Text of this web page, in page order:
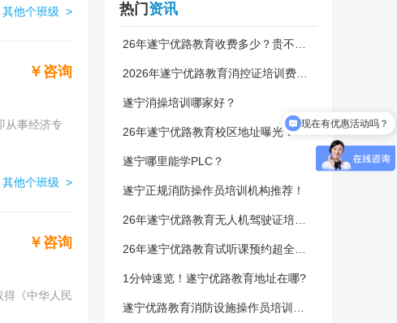
其他个班级 >
￥咨询
其他个班级 >
￥咨询
热门 资讯
26年遂宁优路教育收费多少？贵不
2026年遂宁优路教育消控证培训费多
遂宁消操培训哪家好？
26年遂宁优路教育校区地址曝光！
遂宁哪里能学PLC？
遂宁正规消防操作员培训机构推荐！
26年遂宁优路教育无人机驾驶证培训
26年遂宁优路教育试听课预约超全指
1分钟速览！遂宁优路教育地址在哪?
遂宁优路教育消防设施操作员培训咋
怎么试听？